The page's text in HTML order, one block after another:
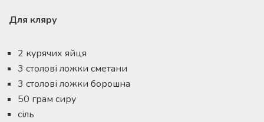
Для кляру
2 курячих яйця
3 столові ложки сметани
3 столові ложки борошна
50 грам сиру
сіль